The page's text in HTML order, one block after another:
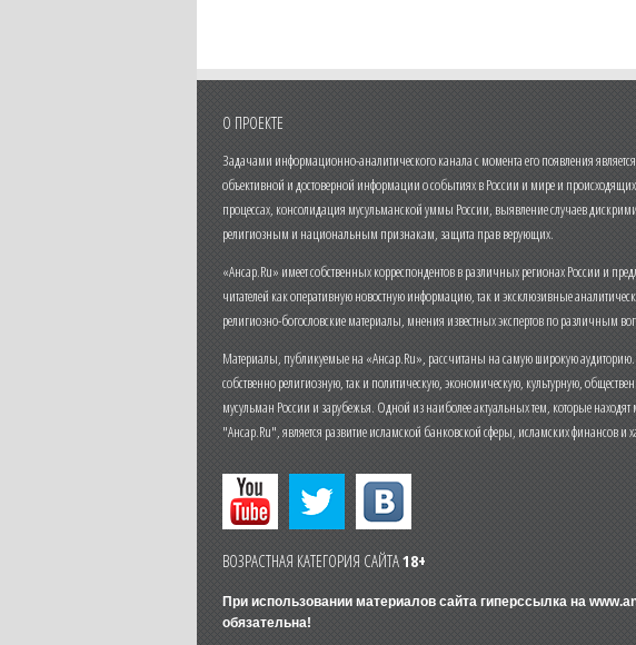
О ПРОЕКТЕ
Задачами информационно-аналитического канала с момента его появления
объективной и достоверной информации о событиях в России и мире и
процессах, консолидация мусульманской уммы России, выявление случаев
религиозным и национальным признакам, защита прав верующих.
«Ансар.Ru» имеет собственных корреспондентов в различных регионах России и
читателей как оперативную новостную информацию, так и эксклюзивные
религиозно-богословские материалы, мнения известных экспертов по различным
Материалы, публикуемые на «Ансар.Ru», рассчитаны на самую широкую аудиторию.
собственно религиозную, так и политическую, экономическую, культурную,
мусульман России и зарубежья. Одной из наиболее актуальных тем, которые находят
"Ансар.Ru", является развитие исламской банковской сферы, исламских финансов и
ВОЗРАСТНАЯ КАТЕГОРИЯ САЙТА18+
При использовании материалов сайта гиперссылка на
обязательна!